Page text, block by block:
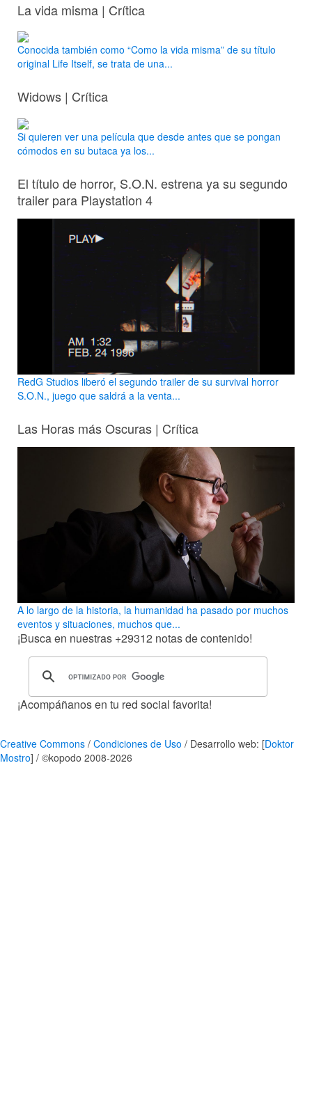
La vida misma | Crítica
Conocida también como “Como la vida misma” de su título
original Life Itself, se trata de una...
Widows | Crítica
Si quieren ver una película que desde antes que se pongan
cómodos en su butaca ya los...
El título de horror, S.O.N. estrena ya su segundo
trailer para Playstation 4
RedG Studios liberó el segundo trailer de su survival horror
S.O.N., juego que saldrá a la venta...
Las Horas más Oscuras | Crítica
A lo largo de la historia, la humanidad ha pasado por muchos
eventos y situaciones, muchos que...
¡Busca en nuestras +29312 notas de contenido!
¡Acompáñanos en tu red social favorita!
Creative Commons / Condiciones de Uso / Desarrollo web: [Doktor
Mostro] / ©kopodo 2008-2026